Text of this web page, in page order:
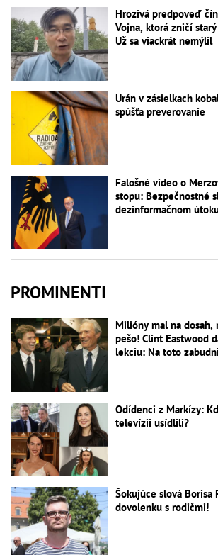
Hrozivá predpoveď
Vojna, ktorá zničí
Už sa viackrát nemýlil
Urán v zásielkach
spúšťa preverovanie
Falošné video o
stopu: Bezpečnostné
dezinformačnom
PROMINENTI
Milióny mal na dosah,
pešo! Clint Eastwood
lekciu: Na toto zabudni
Odídenci z Markízy:
televízii usídlili?
Šokujúce slová Borisa
dovolenku s rodičmi!